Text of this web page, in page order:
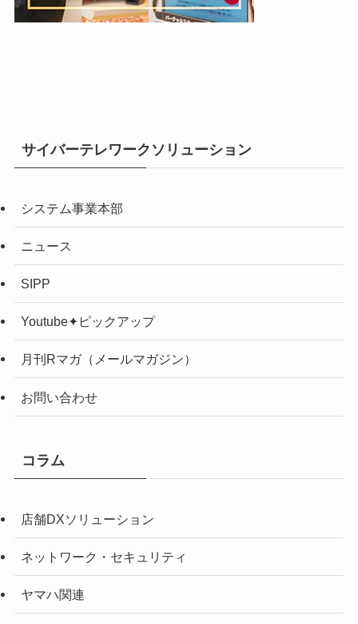
サイバーテレワークソリューション
システム事業本部
ニュース
SIPP
Youtube✦ピックアップ
月刊Rマガ（メールマガジン）
お問い合わせ
コラム
店舗DXソリューション
ネットワーク・セキュリティ
ヤマハ関連